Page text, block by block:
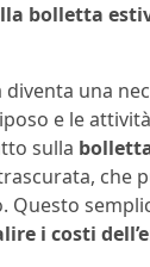
bolletta
una
e le
sulla
che
Questo
i costi